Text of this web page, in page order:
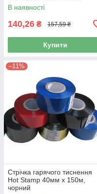
В наявності
140,26 ₴ 157,59 ₴
Купити
–11%
Стрічка гарячого тиснення
Hot Stamp 40мм x 150м,
чорний